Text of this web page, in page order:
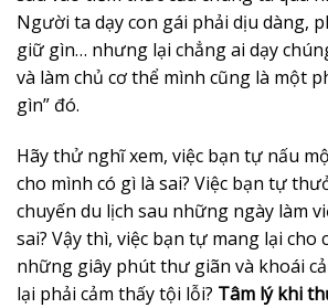
Người ta dạy con gái phải dịu dàng,
giữ gìn… nhưng lại chẳng ai dạy
và làm chủ cơ thể mình cũng là một
gìn” đó.
Hãy thử nghĩ xem, việc bạn tự nấu
cho mình có gì là sai? Việc bạn tự
chuyến du lịch sau những ngày làm
sai? Vậy thì, việc bạn tự mang lại cho
những giây phút thư giãn và khoái
lại phải cảm thấy tội lỗi? Tâm lý khi